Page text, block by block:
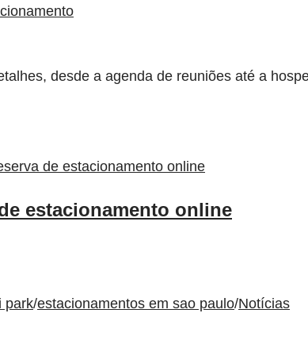
desde a agenda de reuniões até a
estacionamento online
park/estacionamentos em sao paulo/Notícias